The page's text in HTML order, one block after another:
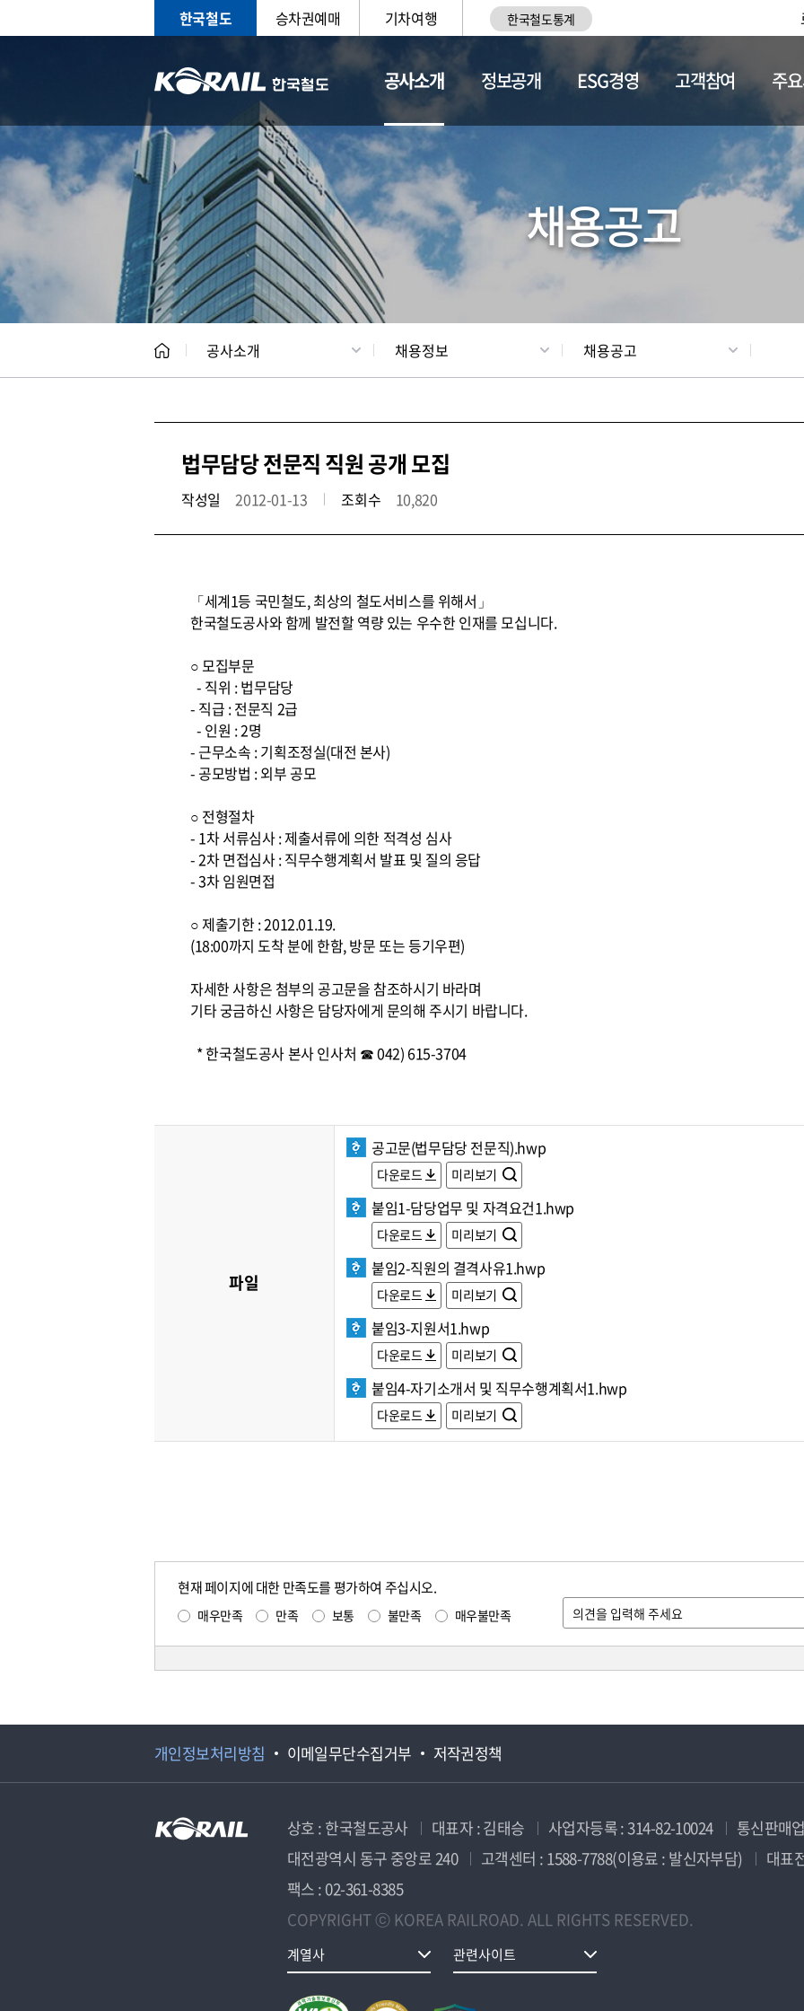
한국철도 승차권예매 기차여행 한국철도통계
공사소개
CEO 일반현황 채용정보
정보공개 ESG경영 고객참여 주
채용공고
공사소개 채용정보 채용공고
법무담당 전문직 직원 공개 모집
작성일 2012-01-13 조회수 10,820
「세계1등 국민철도, 최상의 철도서비스를 위해서」
한국철도공사와 함께 발전할 역량 있는 우수한 인재를 모십니다.
○ 모집부문
- 직위 : 법무담당
- 직급 : 전문직 2급
- 인원 : 2명
- 근무소속 : 기획조정실(대전 본사)
- 공모방법 : 외부 공모
○ 전형절차
- 1차 서류심사 : 제출서류에 의한 적격성 심사
- 2차 면접심사 : 직무수행계획서 발표 및 질의 응답
- 3차 임원면접
○ 제출기한 : 2012.01.19.
(18:00까지 도착 분에 한함, 방문 또는 등기우편)
자세한 사항은 첨부의 공고문을 참조하시기 바라며
기타 궁금하신 사항은 담당자에게 문의해 주시기 바랍니다.
* 한국철도공사 본사 인사처 ☎ 042) 615-3704
파일
공고문(법무담당 전문직).hwp
다운로드 미리보기
붙임1-담당업무 및 자격요건1.hwp
다운로드 미리보기
붙임2-직원의 결격사유1.hwp
다운로드 미리보기
붙임3-지원서1.hwp
다운로드 미리보기
붙임4-자기소개서 및 직무수행계획서1.hwp
다운로드 미리보기
현재 페이지에 대한 만족도를 평가하여 주십시오.
매우만족 만족 보통 불만족 매우불만족
개인정보처리방침 이메일무단수집거부 저작권정책
상호 : 한국철도공사 대표자 : 김태승 사업자등록 : 314-82-10024
통신판매
대전광역시 동구 중앙로 240
고객센터 : 1588-7788(이용료 : 발신자부담)
대표
팩스 : 02-361-8385
COPYRIGHT ⓒ KOREA RAILROAD. ALL RIGHTS RESERVED.
계열사 관련사이트